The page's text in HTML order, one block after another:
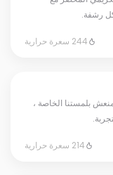
رشفة.
244 سعرة حرارية
بلمستنا الخاصة ،
214 سعرة حرارية